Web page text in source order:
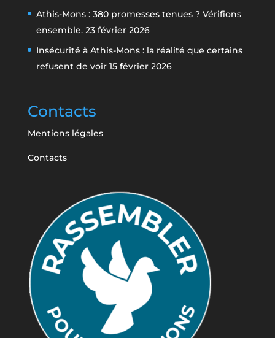
Athis-Mons : 380 promesses tenues ? Vérifions
ensemble. 23 février 2026
Insécurité à Athis-Mons : la réalité que certains
refusent de voir 15 février 2026
Contacts
Mentions légales
Contacts